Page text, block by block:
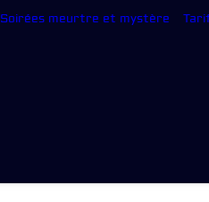
Soirées meurtre et mystère